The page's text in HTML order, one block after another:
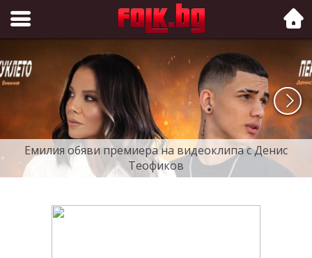
Folk.bg
Емилия обяви премиера на видеоклипа с Денис
Теофиков